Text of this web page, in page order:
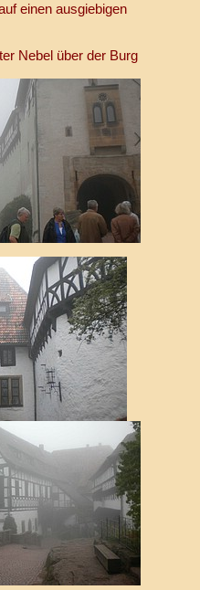
einen ausgiebigen
Nebel über der Burg